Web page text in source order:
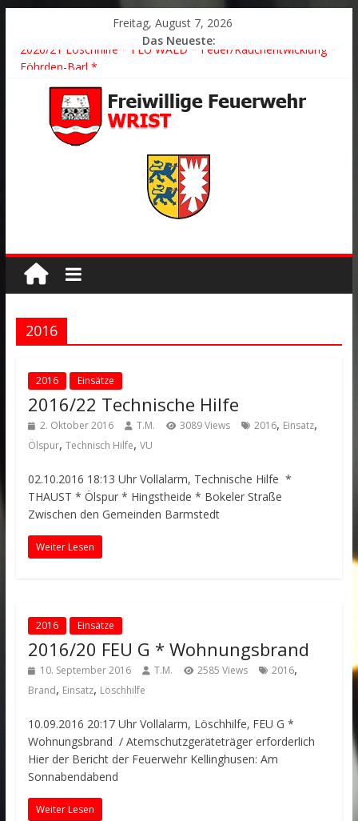
Freitag, August 7, 2026
Das Neueste:
2026/21 Löschhilfe * FEU WALD * Feuer/Rauchentwicklung *
2026/24 * TH G Y * PKW überschlagen *
2026/23 TH K Y * Person in festsitzendem Aufzug *
2026/22 TH Y * VU * 1 Person klemmt * Hingstheide
Der schönste Einsatz des Jahres 2026
2016
2016 Einsätze
2016/22 Technische Hilfe
2. Oktober 2016 T.M. 3089 Views 2016, Einsatz,
Ölspur, Technisch Hilfe, VU
02.10.2016 18:13 Uhr Vollalarm, Technische Hilfe *
THAUST * Ölspur * Hingstheide * Bokeler Straße
Zwischen den Gemeinden Barmstedt
Weiter Lesen
2016 Einsätze
2016/20 FEU G * Wohnungsbrand
10. September 2016 T.M. 2585 Views 2016,
Brand, Einsatz, Löschhilfe
10.09.2016 20:17 Uhr Vollalarm, Löschhilfe‚ FEU G *
Wohnungsbrand / Atemschutzgeräteträger erforderlich
Hier der Bericht der Feuerwehr Kellinghusen: Am
Sonnabendabend
Weiter Lesen